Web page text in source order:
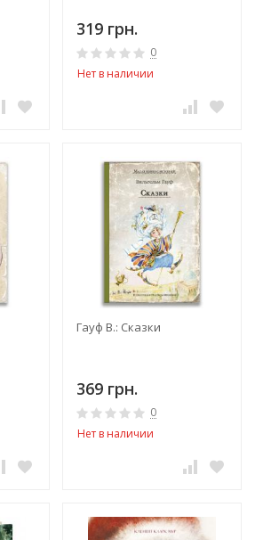
319 грн.
0
Нет в наличии
Гауф В.: Сказки
369 грн.
0
Нет в наличии